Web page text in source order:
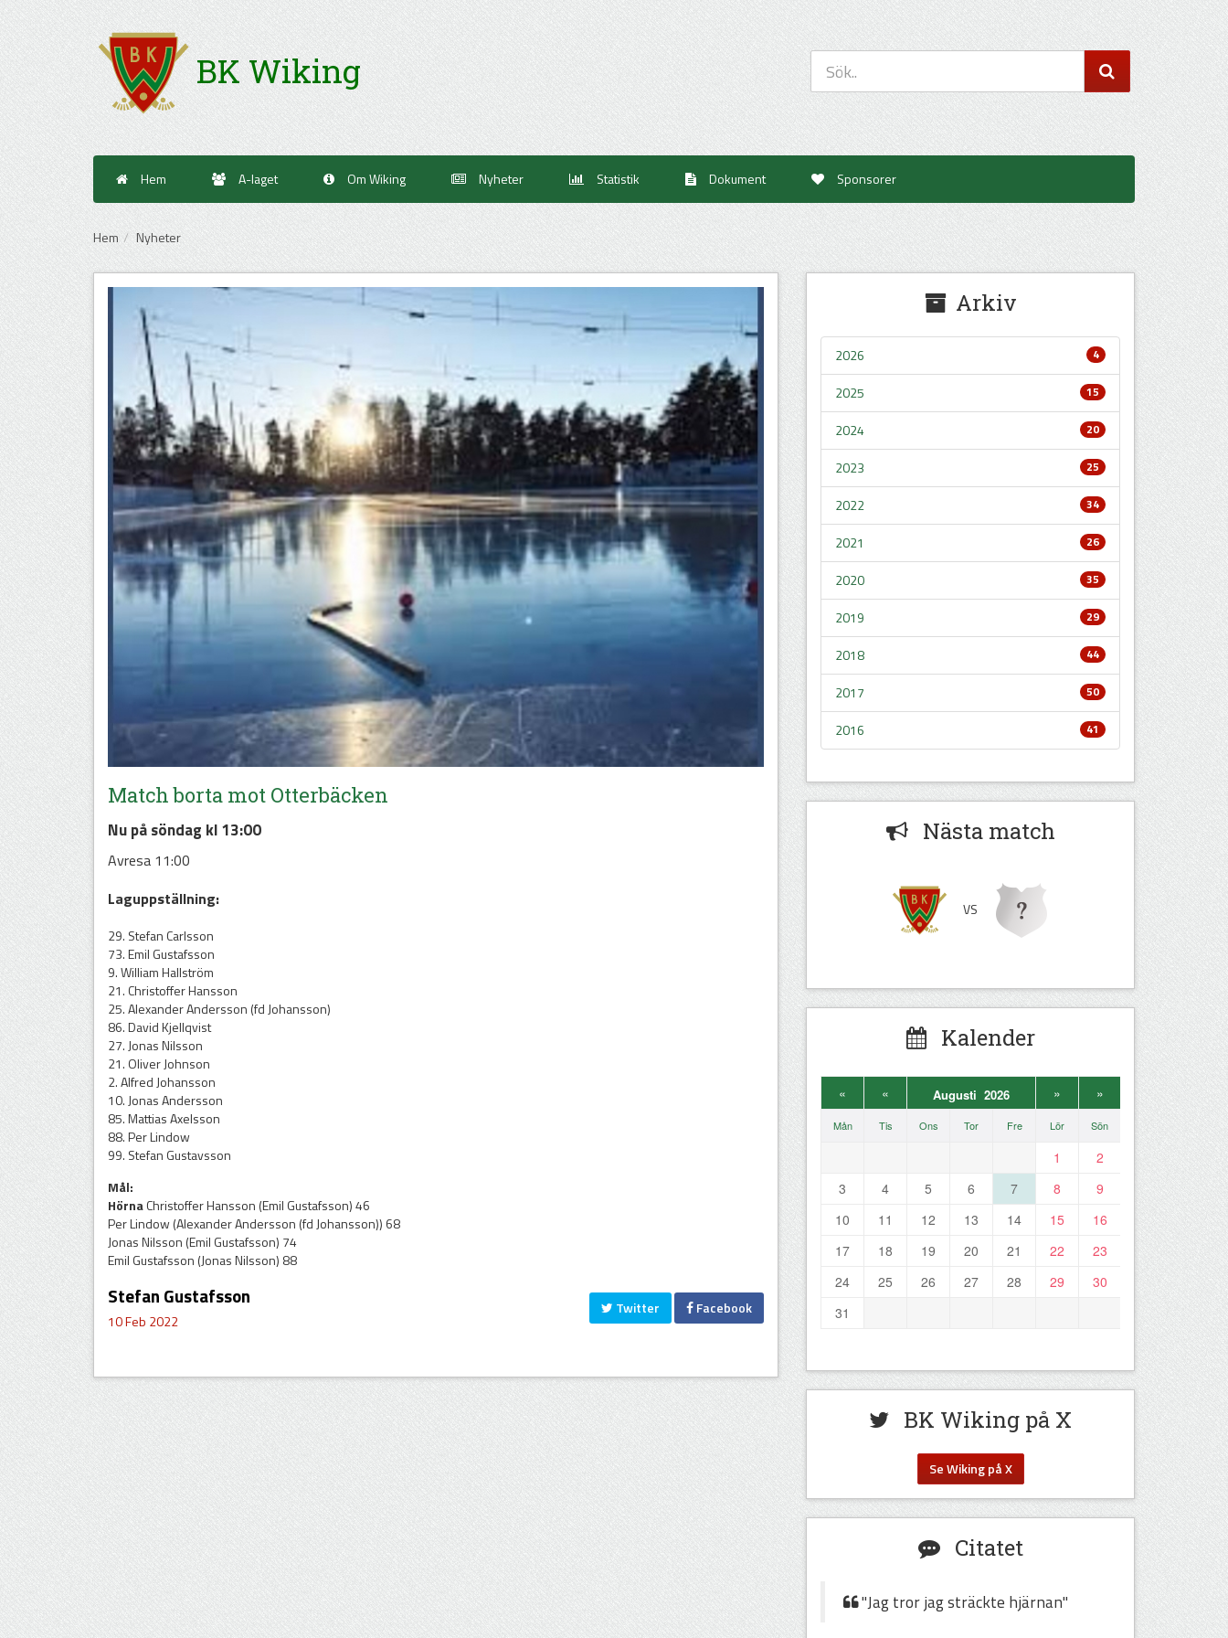
BK Wiking
Hem A-laget Om Wiking Nyheter Statistik Dokument Sponsorer
Hem Nyheter
Arkiv
2026 4
2025 15
2024 20
2023 25
2022 34
2021 26
2020 35
2019 29
2018 44
2017 50
2016 41
Nästa match
VS
Kalender
« « Augusti 2026 » »
Mån Tis Ons Tor Fre Lör Sön
1
2
3
4 5 6 7 8
9
10
11 12 13 14 15
16
17
18 19 20 21 22
23
24
25 26 27 28 29
30
31
BK Wiking på X
Se Wiking på X
Citatet
"Jag tror jag sträckte hjärnan"
Match borta mot Otterbäcken
Nu på söndag kl 13:00
Avresa 11:00
Laguppställning:
29. Stefan Carlsson
73. Emil Gustafsson
9. William Hallström
21. Christoffer Hansson
25. Alexander Andersson (fd Johansson)
86. David Kjellqvist
27. Jonas Nilsson
21. Oliver Johnson
2. Alfred Johansson
10. Jonas Andersson
85. Mattias Axelsson
88. Per Lindow
99. Stefan Gustavsson
Mål:
HörnaChristoffer Hansson (Emil Gustafsson) 46
Per Lindow (Alexander Andersson (fd Johansson)) 68
Jonas Nilsson (Emil Gustafsson) 74
Emil Gustafsson (Jonas Nilsson) 88
Stefan Gustafsson
10 Feb 2022
Twitter Facebook